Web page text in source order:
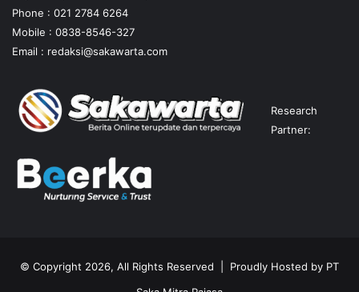
Phone : 021 2784 6264
Mobile : 0838-8546-327
Email : redaksi@sakawarta.com
Research
Partner:
© Copyright 2026, All Rights Reserved | Proudly Hosted by PT